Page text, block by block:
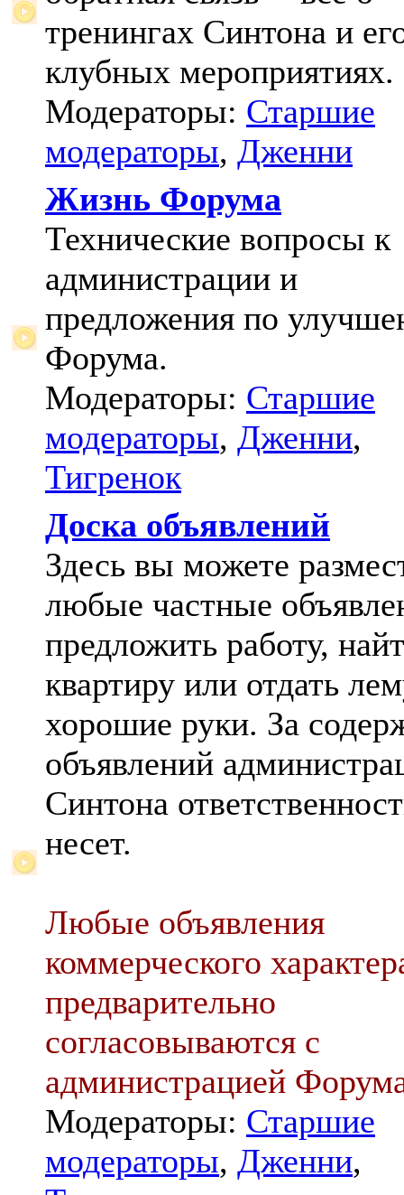
тренингах Синтона и
клубных мероприятиях.
Модераторы: Старшие
модераторы, Дженни
Жизнь Форума
Технические вопросы к
администрации и
предложения по
Форума.
Модераторы: Старшие
модераторы, Дженни,
Тигренок
Доска объявлений
Здесь вы можете
любые частные
предложить работу,
квартиру или отдать
хорошие руки. За
объявлений
Синтона
несет.
Любые объявления
коммерческого
предварительно
согласовываются с
администрацией
Модераторы: Старшие
модераторы, Дженни,